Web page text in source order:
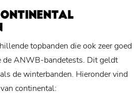
topbanden die ook zeer goed
de ANWB-bandetests. Dit geldt
de winterbanden. Hieronder vind
continental: